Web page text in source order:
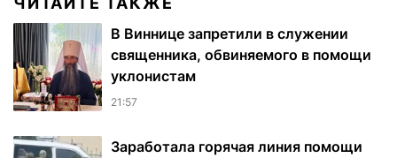
В Виннице запретили в служении
священника, обвиняемого в помощи
уклонистам
21:57
Заработала горячая линия помощи